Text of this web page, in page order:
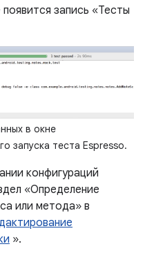
запись «Тесты
в окне
запуска теста Espresso.
конфигураций
«Определение
или метода» в
».